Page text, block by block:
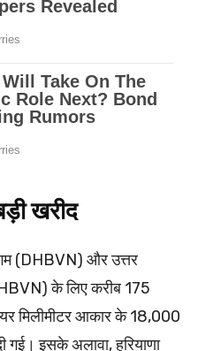
खरीद
(DHBVN) और उत्तर
के लिए करीब 175
मिलीमीटर आकार के 18,000
गई। इसके अलावा, हरियाणा